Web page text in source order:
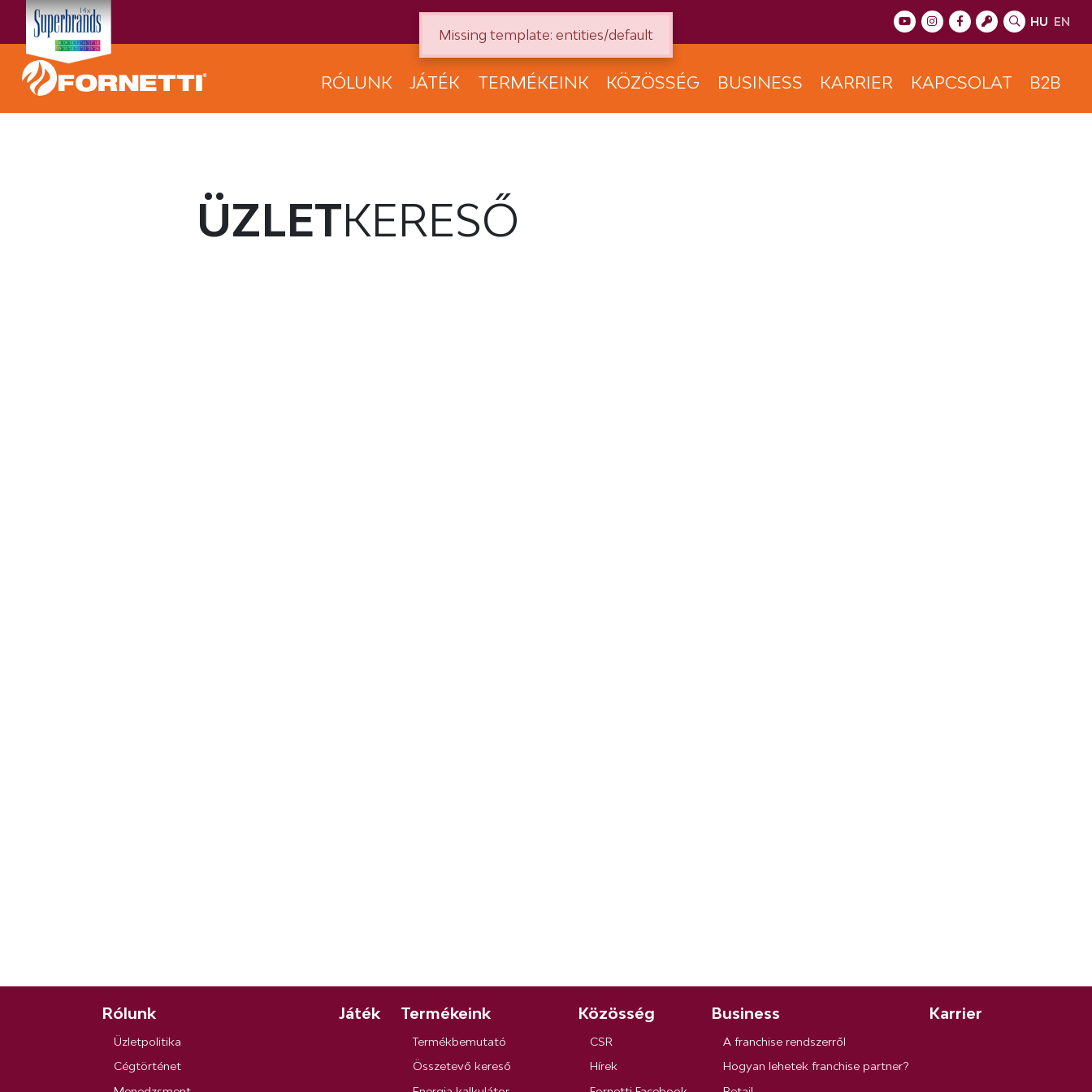
HU EN
RÓLUNK JÁTÉK TERMÉKEINK KÖZÖSSÉG BUSINESS KARRIER KAPCSOLAT B2B
ÜZLETKERESŐ
Rólunk
Üzletpolitika
Cégtörténet
Játék Termékeink
Termékbemutató
Összetevő kereső
Közösség
CSR
Hírek
Business
A franchise rendszerről
Hogyan lehetek franchise partner?
Karrier
Missing template: entities/default